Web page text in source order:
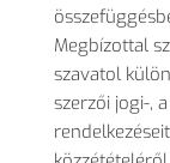
Megbízottal
szavatol
szerzői jogi-,